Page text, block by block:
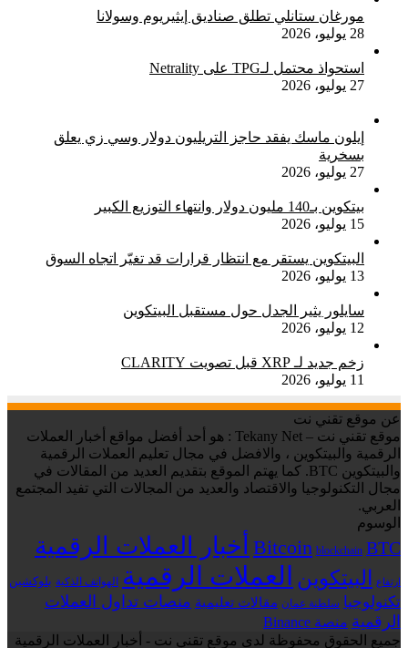
مورغان ستانلي تطلق صناديق إيثيريوم وسولانا
28 يوليو، 2026
استحواذ محتمل لـTPG على Netrality
27 يوليو، 2026
إيلون ماسك يفقد حاجز التريليون دولار وسي زي يعلق
بسخرية
27 يوليو، 2026
بيتكوين بـ140 مليون دولار وانتهاء التوزيع الكبير
15 يوليو، 2026
البيتكوين يستقر مع انتظار قرارات قد تغيّر اتجاه السوق
13 يوليو، 2026
سايلور يثير الجدل حول مستقبل البيتكوين
12 يوليو، 2026
زخم جديد لـ XRP قبل تصويت CLARITY
11 يوليو، 2026
عن موقع تقني نت
موقع تقني نت – Tekany Net : هو أحد أفضل مواقع أخبار العملات
الرقمية والبيتكوين ، والافضل في مجال تعليم العملات الرقمية
والبيتكوين BTC. كما يهتم الموقع بتقديم العديد من المقالات في
مجال التكنولوجيا والاقتصاد والعديد من المجالات التي تفيد المجتمع
العربي.
الوسوم
Bitcoin blockchain BTC أخبار العملات الرقمية
ارتفاع البيتكوين العملات الرقمية الهواتف الذكية بلوكشين
تكنولوجيا سلطنة عمان مقالات تعليمية منصات تداول العملات
الرقمية منصة Binance
جميع الحقوق محفوظة لدى موقع تقني نت - أخبار العملات الرقمية